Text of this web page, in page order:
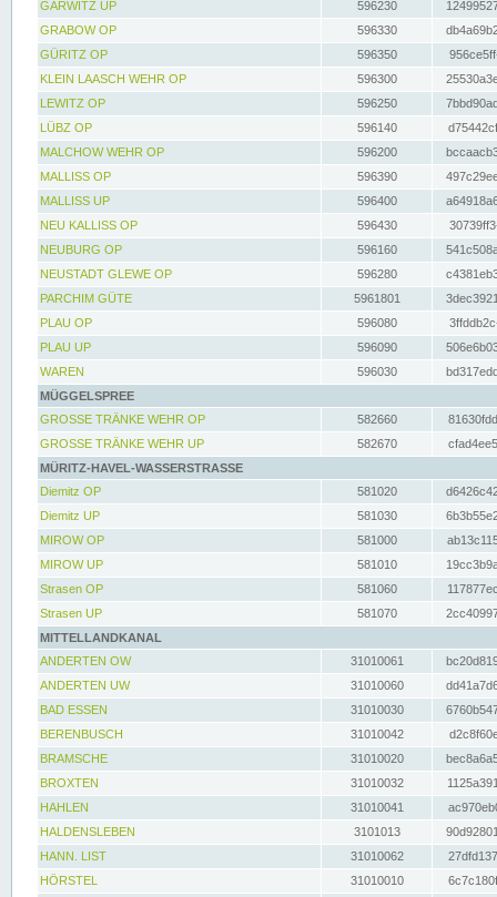
GARWITZ UP
596230
GRABOW OP
596330
GÜRITZ OP
596350
KLEIN LAASCH WEHR OP
596300
LEWITZ OP
596250
LÜBZ OP
596140
MALCHOW WEHR OP
596200
MALLISS OP
596390
MALLISS UP
596400
NEU KALLISS OP
596430
NEUBURG OP
596160
NEUSTADT GLEWE OP
596280
PARCHIM GÜTE
5961801
PLAU OP
596080
PLAU UP
596090
WAREN
596030
MÜGGELSPREE
GROSSE TRÄNKE WEHR OP
582660
GROSSE TRÄNKE WEHR UP
582670
MÜRITZ-HAVEL-WASSERSTRASSE
Diemitz OP
581020
Diemitz UP
581030
MIROW OP
581000
MIROW UP
581010
Strasen OP
581060
Strasen UP
581070
MITTELLANDKANAL
ANDERTEN OW
31010061
ANDERTEN UW
31010060
BAD ESSEN
31010030
BERENBUSCH
31010042
BRAMSCHE
31010020
BROXTEN
31010032
HAHLEN
31010041
HALDENSLEBEN
3101013
HANN. LIST
31010062
HÖRSTEL
31010010